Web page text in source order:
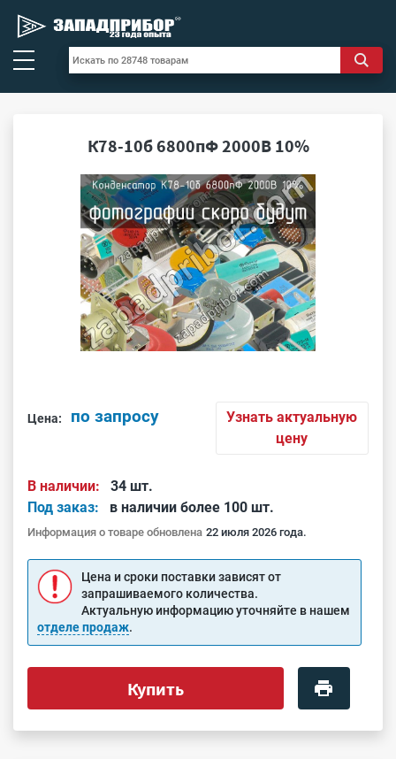
К78-10б 6800пФ 2000В 10%
Цена: по запросу
Узнать актуальную
цену
В наличии:
34 шт.
Под заказ:
в наличии более 100 шт.
Информация о товаре обновлена 22 июля 2026 года.
Цена и сроки поставки зависят от
запрашиваемого количества.
Актуальную информацию уточняйте в нашем
отделе продаж.
Купить